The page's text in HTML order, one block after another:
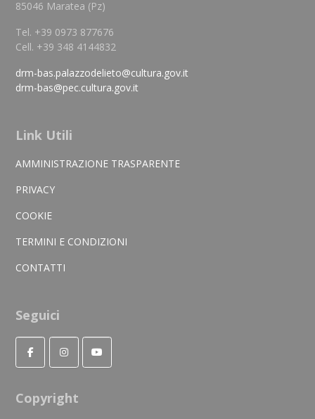
85046 Maratea (Pz)
Tel. +39 0973 877676
Cell. +39 348 4144832
drm-bas.palazzodelieto@cultura.gov.it
drm-bas@pec.cultura.gov.it
Link Utili
AMMINISTRAZIONE TRASPARENTE
PRIVACY
COOKIE
TERMINI E CONDIZIONI
CONTATTI
Seguici
Copyright